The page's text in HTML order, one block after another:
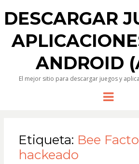
DESCARGAR
ANDROID
El mejor sitio para descargar juegos y
Menu
Etiqueta: Bee
hackeado